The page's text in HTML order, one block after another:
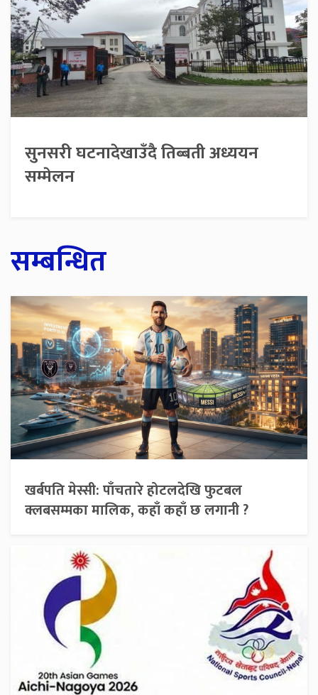
सुनसरी घटनादेखाउँदै तिब्बती अध्ययन
सम्मेलन
सम्बन्धित
खर्बपति मेस्सी: पाँचतारे होटलदेखि फुटबल
क्लबसम्मका मालिक, कहाँ कहाँ छ लगानी ?